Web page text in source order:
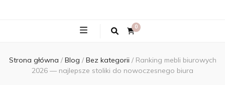
0
Strona główna / Blog / Bez kategorii / Ranking mebli biurowych
2026 — najlepsze stoliki do nowoczesnego biura